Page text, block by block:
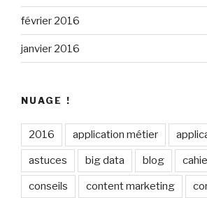
février 2016
janvier 2016
NUAGE !
2016 application métier
astuces big data blog
conseils content marketing